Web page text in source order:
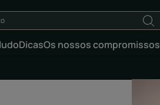
DicasOs nossos compromissos